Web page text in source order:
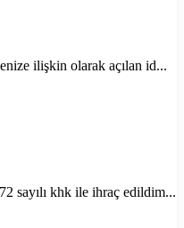
ilişkin olarak açılan id...
sayılı khk ile ihraç edildim...